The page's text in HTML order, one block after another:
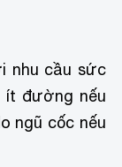
nhu cầu sức
ít đường nếu
ngũ cốc nếu